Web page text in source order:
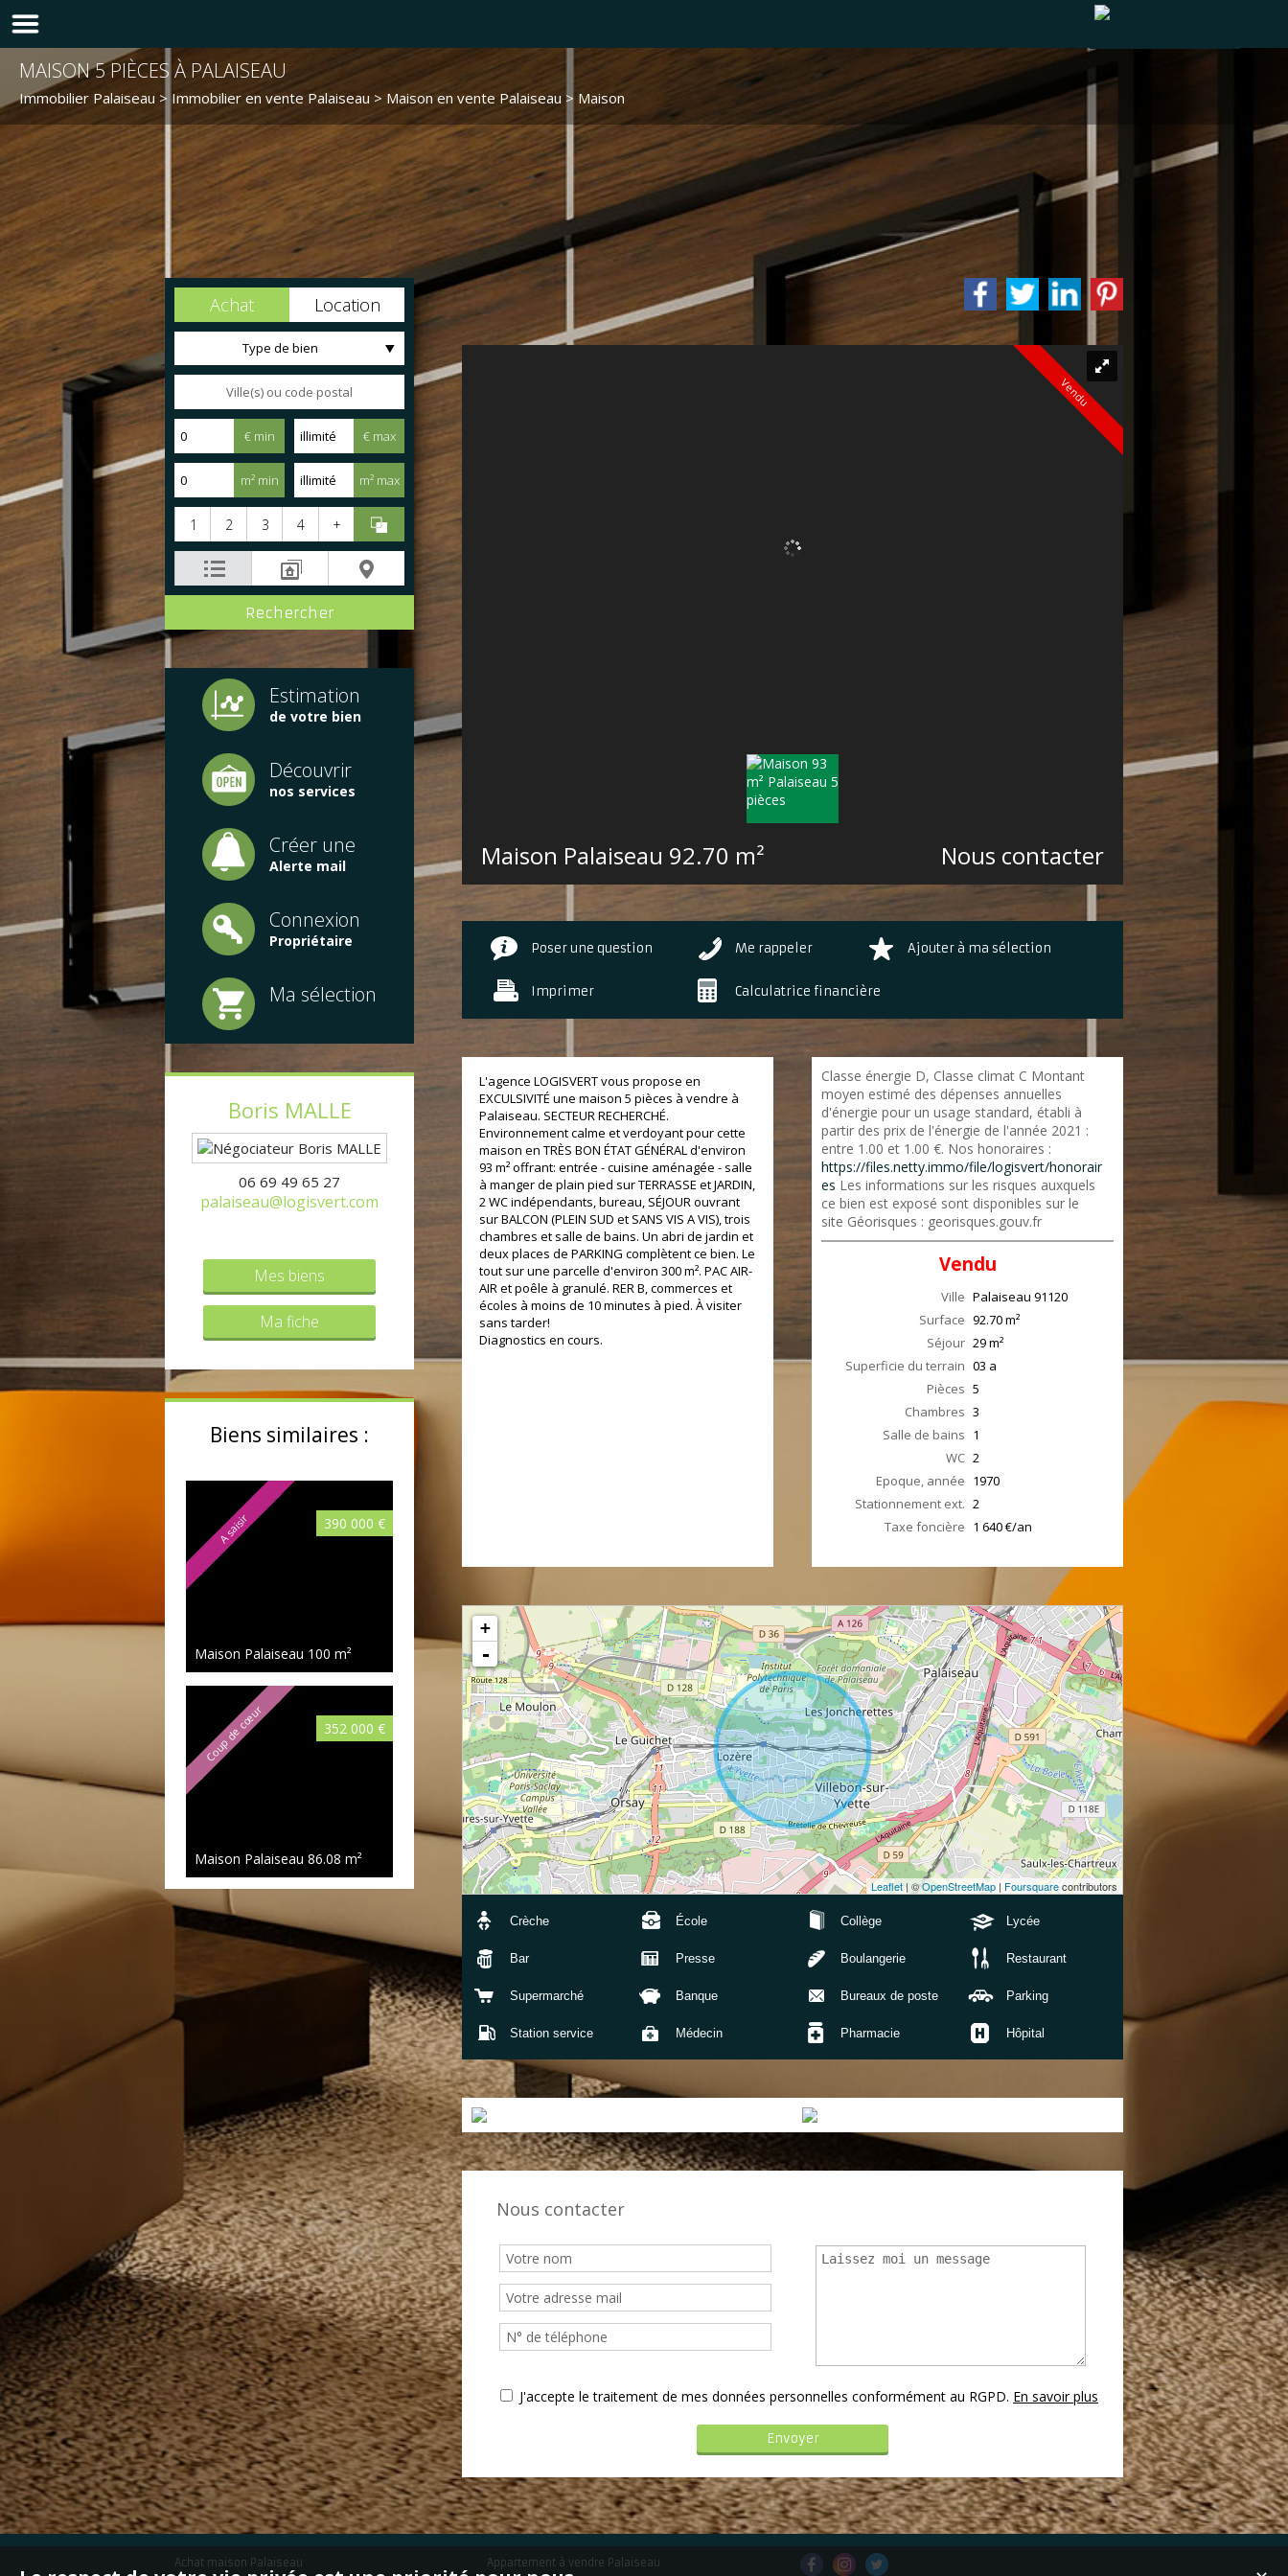
MAISON 5 PIÈCES À PALAISEAU
Immobilier Palaiseau > Immobilier en vente Palaiseau > Maison en vente Palaiseau > Maison VM3412
Achat Location
Type de bien
€ min € max
m² min m² max
1 2 3 4 +
Estimation
de votre bien
Découvrir
nos services
Créer une
Alerte mail
Connexion
Propriétaire
Ma sélection
Boris MALLE
06 69 49 65 27
palaiseau@logisvert.com
Mes biens
Ma fiche
Biens similaires :
A saisir 390 000 €
Maison Palaiseau 100 m²
Coup de cœur 352 000 €
Maison Palaiseau 86.08 m²
450 000 €
106.26 m²
Vendu
Maison Palaiseau 92.70 m² Nous contacter
Poser une question Me rappeler Ajouter à ma sélection
Imprimer Calculatrice financière
L'agence LOGISVERT vous propose en
EXCULSIVITÉ une maison 5 pièces à vendre à
Palaiseau. SECTEUR RECHERCHÉ.
Environnement calme et verdoyant pour cette
maison en TRÈS BON ÉTAT GÉNÉRAL d'environ
93 m² offrant: entrée - cuisine aménagée - salle
à manger de plain pied sur TERRASSE et JARDIN,
2 WC indépendants, bureau, SÉJOUR ouvrant
sur BALCON (PLEIN SUD et SANS VIS A VIS), trois
chambres et salle de bains. Un abri de jardin et
deux places de PARKING complètent ce bien. Le
tout sur une parcelle d'environ 300 m². PAC AIR-
AIR et poêle à granulé. RER B, commerces et
écoles à moins de 10 minutes à pied. À visiter
sans tarder!
Diagnostics en cours.
Classe énergie D, Classe climat C Montant
moyen estimé des dépenses annuelles
d'énergie pour un usage standard, établi à
partir des prix de l'énergie de l'année 2021 :
entre 1.00 et 1.00 €. Nos honoraires :
https://files.netty.immo/file/logisvert/honorair
es Les informations sur les risques auxquels
ce bien est exposé sont disponibles sur le
site Géorisques : georisques.gouv.fr
Vendu
Ville Palaiseau 91120
Surface 92.70m²
Séjour 29m²
Superficie du terrain 03 a
Pièces 5
Chambres 3
Salle de bains 1
WC 2
Epoque, année 1970
Stationnement ext. 2
Taxe foncière 1 640 €/an
+
-
Leaflet| ©OpenStreetMap | Foursquarecontributors
Crèche École Collège Lycée
Bar Presse Boulangerie Restaurant
Supermarché Banque Bureaux de poste Parking
Station service Médecin Pharmacie Hôpital
Nous contacter
J'accepte le traitement de mes données personnelles conformément au RGPD. En savoir plus
Achat maison Palaiseau
Appartement à vendre Palaiseau